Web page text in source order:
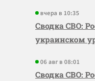
вчера в 10:35
Сводка СВО:
украинском
06 авг в 08:01
Сводка СВО: